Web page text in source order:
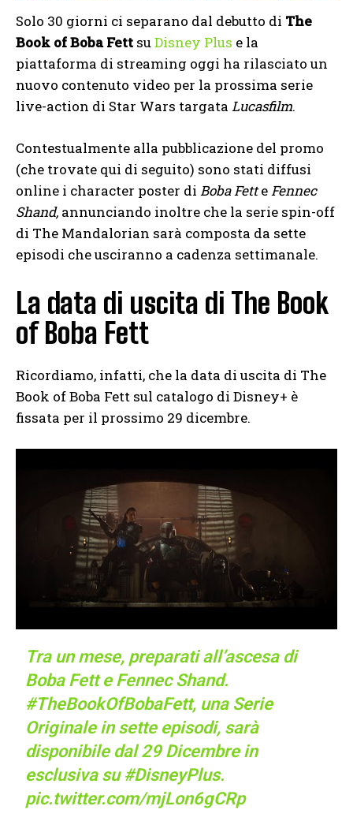
Solo 30 giorni ci separano dal debutto di The
Book of Boba Fett suDisney Plus e la
piattaforma di streaming oggi ha rilasciato un
nuovo contenuto video per la prossima serie
live-action di Star Wars targata Lucasfilm.
Contestualmente alla pubblicazione del promo
(che trovate qui di seguito) sono stati diffusi
online i character poster di Boba FetteFennec
Shand, annunciando inoltre che la serie spin-off
di The Mandalorian sarà composta da sette
episodi che usciranno a cadenza settimanale.
La data di uscita di The Book
of Boba Fett
Ricordiamo, infatti, che la data di uscita di The
Book of Boba Fett sul catalogo di Disney+ è
fissata per il prossimo 29 dicembre.
Tra un mese, preparati all’ascesa di
Boba Fett e Fennec Shand.
#TheBookOfBobaFett, una Serie
Originale in sette episodi, sarà
disponibile dal 29 Dicembre in
esclusiva su #DisneyPlus.
pic.twitter.com/mjLon6gCRp